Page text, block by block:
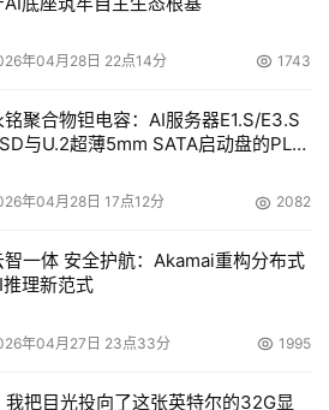
成为其中一员。6月14日，HDS为
SATA选件。LSI Logic、Maxtor日
术整合成为高度自动化、智能型的
尔街分析师的平均预期一致。而该公
全球存储市场增长速度的两倍。作
年04月28日 22点14分 1743
铭聚合物钽电容：AI服务器E1.S/E3.S
与U.2超薄5mm SATA启动盘的PLP
年04月28日 17点12分 2082
智一体 安全护航：Akamai重构分布式
理新范式
年04月27日 23点33分 1995
把目光投向了这张英特尔的32G显